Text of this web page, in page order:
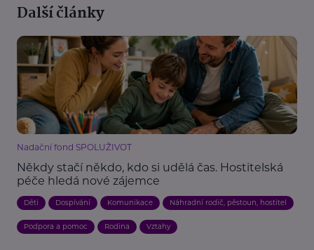
Další články
Nadační fond SPOLUŽIVOT
Někdy stačí někdo, kdo si udělá čas. Hostitelská
péče hledá nové zájemce
Děti Dospívání Komunikace Náhradní rodič, pěstoun, hostitel
Podpora a pomoc Rodina Vztahy